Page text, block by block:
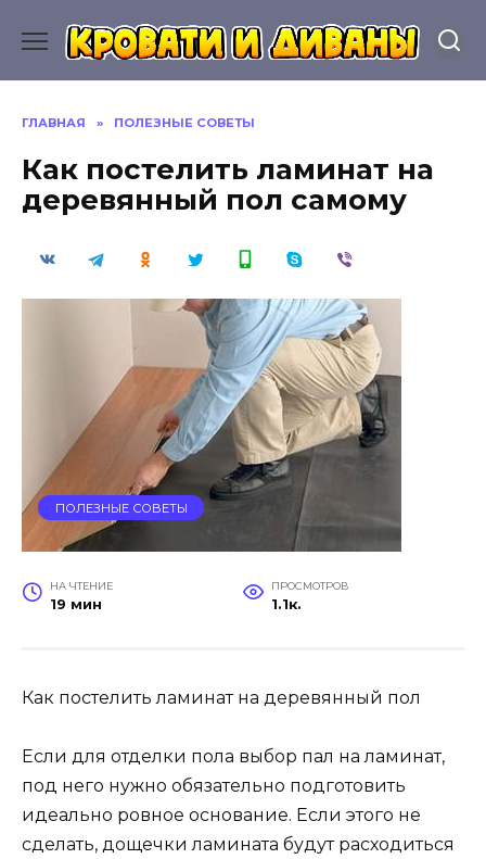
содержанию
ГЛАВНАЯ » ПОЛЕЗНЫЕ СОВЕТЫ
Как постелить ламинат на
деревянный пол самому
ПОЛЕЗНЫЕ СОВЕТЫ
НА ЧТЕНИЕ
19 мин
ПРОСМОТРОВ
1.1к.
Как постелить ламинат на деревянный пол
Если для отделки пола выбор пал на ламинат,
под него нужно обязательно подготовить
идеально ровное основание. Если этого не
сделать, дощечки ламината будут расходиться